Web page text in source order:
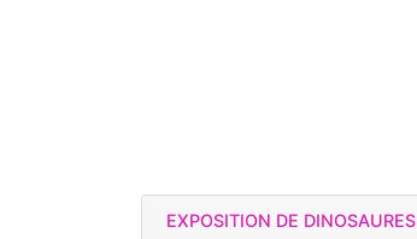
EXPOSITION DE DINOSAURES